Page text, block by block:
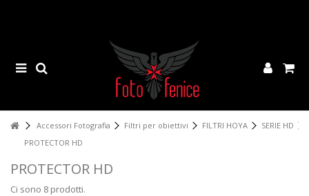
Accessori Fotografia Filtri per obiettivi FILTRI HOYA
SERIE HD
PROTECTOR HD
PROTECTOR HD
Ci sono 8 prodotti.